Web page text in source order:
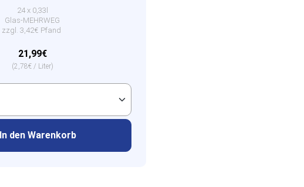
24 x 0,33l
Glas-MEHRWEG
zzgl. 3,42€ Pfand
21,99€
(2,78€ / Liter)
In den Warenkorb